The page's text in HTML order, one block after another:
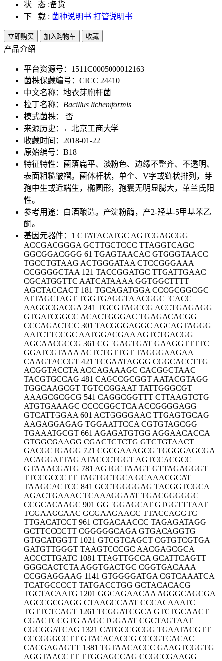
状 态 :备货
下 载 : 菌种说明书 打管说明书
立即购买 加入购物车 收藏
产品介绍
平台资源号：1511C0005000012163
菌株保藏编号：CICC 24410
中文名称：地衣芽胞杆菌
拉丁名称： Bacillus licheniformis
模式菌株： 否
来源历史：←北京工商大学
收藏时间：2018-01-22
原始编号：B18
特征特性：菌落扁平、淡粉色、边缘不整齐、不透明、
表面粗糙皱褶。菌体杆状，单个、V字或链状排列，芽
孢中生或近端生，椭圆形，孢囊无明显膨大，革兰氏阳
性。
参考用途：白酒酿造。产淀粉酶，产2-羟基-5甲基苯乙
酮。
基因元器件：1 CTATACATGC AGTCGAGCGG
ACCGACGGGA GCTTGCTCCC TTAGGTCAGC
GGCGGACGGG 61 TGAGTAACAC GTGGGTAACC
TGCCTGTAAG ACTGGGATAA CTCCGGGAAA
CCGGGGCTAA 121 TACCGGATGC TTGATTGAAC
CGCATGGTTC AATCATAAAA GGTGGCTTTT
AGCTACCACT 181 TGCAGATGGA CCCGCGGCGC
ATTAGCTAGT TGGTGAGGTA ACGGCTCACC
AAGGCGACGA 241 TGCGTAGCCG ACCTGAGAGG
GTGATCGGCC ACACTGGGAC TGAGACACGG
CCCAGACTCC 301 TACGGGAGGC AGCAGTAGGG
AATCTTCCGC AATGGACGAA AGTCTGACGG
AGCAACGCCG 361 CGTGAGTGAT GAAGGTTTTC
GGATCGTAAA ACTCTGTTGT TAGGGAAGAA
CAAGTACCGT 421 TCGAATAGGG CGGCACCTTG
ACGGTACCTA ACCAGAAAGC CACGGCTAAC
TACGTGCCAG 481 CAGCCGCGGT AATACGTAGG
TGGCAAGCGT TGTCCGGAAT TATTGGGCGT
AAAGCGCGCG 541 CAGGCGGTTT CTTAAGTCTG
ATGTGAAAGC CCCCGGCTCA ACCGGGGAGG
GTCATTGGAA 601 ACTGGGGAAC TTGAGTGCAG
AAGAGGAGAG TGGAATTCCA CGTGTAGCGG
TGAAATGCGT 661 AGAGATGTGG AGGAACACCA
GTGGCGAAGG CGACTCTCTG GTCTGTAACT
GACGCTGAGG 721 CGCGAAAGCG TGGGGAGCGA
ACAGGATTAG ATACCCTGGT AGTCCACGCC
GTAAACGATG 781 AGTGCTAAGT GTTAGAGGGT
TTCCGCCCTT TAGTGCTGCA GCAAACGCAT
TAAGCACTCC 841 GCCTGGGGAG TACGGTCGCA
AGACTGAAAC TCAAAGGAAT TGACGGGGGC
CCGCACAAGC 901 GGTGGAGCAT GTGGTTTAAT
TCGAAGCAAC GCGAAGAACC TTACCAGGTC
TTGACATCCT 961 CTGACAACCC TAGAGATAGG
GCTTCCCCTT CGGGGGCAGA GTGACAGGTG
GTGCATGGTT 1021 GTCGTCAGCT CGTGTCGTGA
GATGTTGGGT TAAGTCCCGC AACGAGCGCA
ACCCTTGATC 1081 TTAGTTGCCA GCATTCAGTT
GGGCACTCTA AGGTGACTGC CGGTGACAAA
CCGGAGGAAG 1141 GTGGGGATGA CGTCAAATCA
TCATGCCCCT TATGACCTGG GCTACACACG
TGCTACAATG 1201 GGCAGAACAA AGGGCAGCGA
AGCCGCGAGG CTAAGCCAAT CCCACAAATC
TGTTCTCAGT 1261 TCGGATCGCA GTCTGCAACT
CGACTGCGTG AAGCTGGAAT CGCTAGTAAT
CGCGGATCAG 1321 CATGCCGCGG TGAATACGTT
CCCGGGCCTT GTACACACCG CCCGTCACAC
CACGAGAGTT 1381 TGTAACACCC GAAGTCGGTG
AGGTAACCTT TTGGAGCCAG CCGCCGAAGG